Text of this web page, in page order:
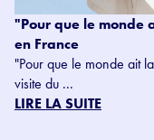
"Pour que le monde
en France
"Pour que le monde ait
visite du ...
LIRE LA SUITE